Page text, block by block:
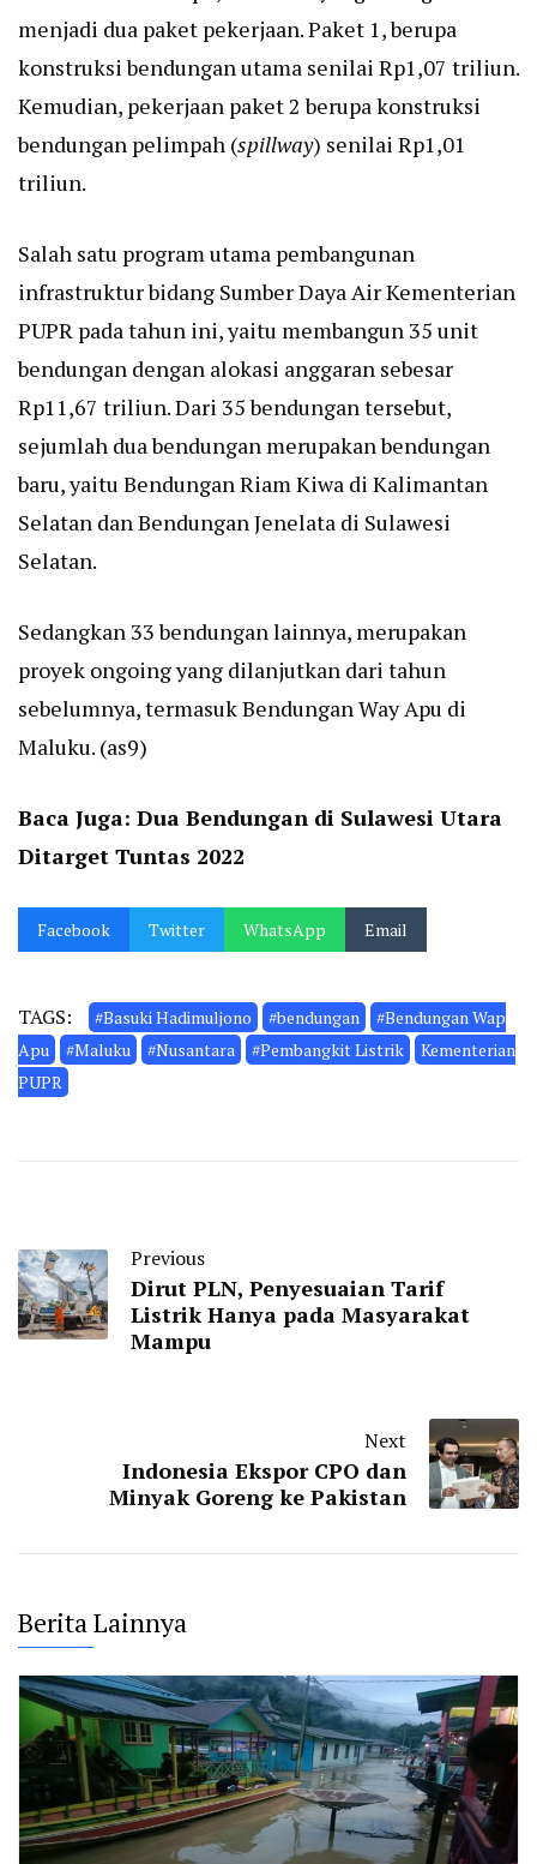
menjadi dua paket pekerjaan. Paket 1, berupa
konstruksi bendungan utama senilai Rp1,07 triliun.
Kemudian, pekerjaan paket 2 berupa konstruksi
bendungan pelimpah (spillway) senilai Rp1,01
triliun.
Salah satu program utama pembangunan
infrastruktur bidang Sumber Daya Air Kementerian
PUPR pada tahun ini, yaitu membangun 35 unit
bendungan dengan alokasi anggaran sebesar
Rp11,67 triliun. Dari 35 bendungan tersebut,
sejumlah dua bendungan merupakan bendungan
baru, yaitu Bendungan Riam Kiwa di Kalimantan
Selatan dan Bendungan Jenelata di Sulawesi
Selatan.
Sedangkan 33 bendungan lainnya, merupakan
proyek ongoing yang dilanjutkan dari tahun
sebelumnya, termasuk Bendungan Way Apu di
Maluku. (as9)
Baca Juga: Dua Bendungan di Sulawesi Utara
Ditarget Tuntas 2022
Facebook Twitter WhatsApp Email
TAGS: #Basuki Hadimuljono #bendungan
#Bendungan Wap
Apu
#Maluku #Nusantara #Pembangkit Listrik
Kementerian
PUPR
Previous
Dirut PLN, Penyesuaian Tarif
Listrik Hanya pada Masyarakat
Mampu
Next
Indonesia Ekspor CPO dan
Minyak Goreng ke Pakistan
Berita Lainnya